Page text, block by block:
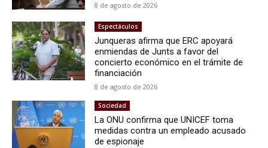
8 de agosto de 2026
Espectáculos
Junqueras afirma que ERC apoyará
enmiendas de Junts a favor del
concierto económico en el trámite de
financiación
8 de agosto de 2026
Sociedad
La ONU confirma que UNICEF toma
medidas contra un empleado acusado
de espionaje